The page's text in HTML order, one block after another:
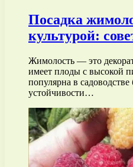
Посадка
культурой:
Жимолость — это
имеет плоды с высокой
популярна в садоводстве
устойчивости…